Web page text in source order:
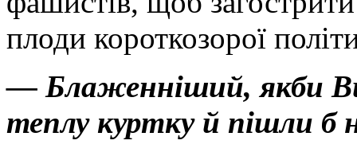
плоди короткозорої
— Блаженніший, якби
теплу куртку й пішли б